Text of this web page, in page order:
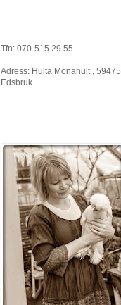
Tfn: 070-515 29 55
Adress: Hulta Monahult , 59475
Edsbruk